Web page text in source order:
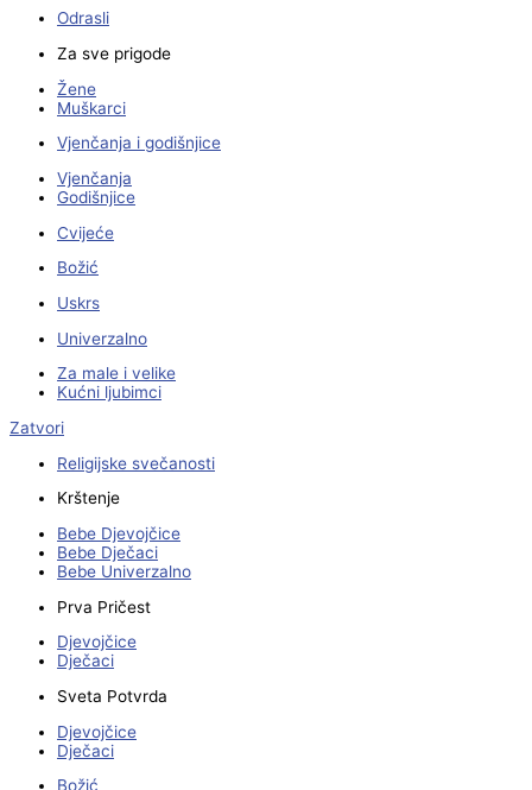
Odrasli
Za sve prigode
Žene
Muškarci
Vjenčanja i godišnjice
Vjenčanja
Godišnjice
Cvijeće
Božić
Uskrs
Univerzalno
Za male i velike
Kućni ljubimci
Zatvori
Religijske svečanosti
Krštenje
Bebe Djevojčice
Bebe Dječaci
Bebe Univerzalno
Prva Pričest
Djevojčice
Dječaci
Sveta Potvrda
Djevojčice
Dječaci
Božić